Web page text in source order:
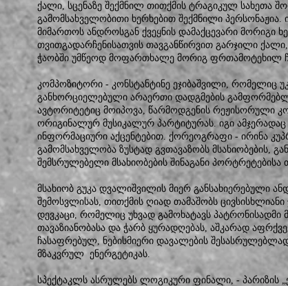
ქალი, სცენაზე შექმნილ თითქმის ტრაგიკულ სახეთა
გამომსახველობითი ხერხებით შექმნილი
მიმართოს ანდროსგან ქვეყნის დამაქცევარი მორიგი
თვითგადარჩენისათვის თავგანწირვით გარჯილი
ჭაობში უმწეოდ მოფართხალე მორიგ ფრთამოტეხილ
კომპოზიტორი - კონსტანტინე ეჯიბაშვილი, რომელიც
განხორციელებული არაერთი დადგმების
ავტორიტეტიც მოიპოვა, წარმოდგენის რეჟისორული
ორიგინალურ მუსიკალურ პარტიტურას. იგი ამჯერადაც
ინფორმაციური აქცენტებით. ქორეოგრაფი - ირინა
გამომსახველობა ზუსტად გვთავაზობს მსახიობების,
შემსრულებელი მსახიობების შინაგანი
მსახიობ გუკა დვალიშვილის მიერ განსახიერებული
შემოსვლისას, თითქმის ღიად თამაშობს
დევკაცი, რომელიც უხვად გამოხატავს პატრონისადმი
თავაზიანობასა და ჭარბ ყურადღებას, აშკარად
ჩასაფრებულ, ნებისმიერი დავალების
მზაკვრულ ენერგეტიკას.
სპექტაკლს ასრულებს ლოგიკური ფინალი, - პარიზის